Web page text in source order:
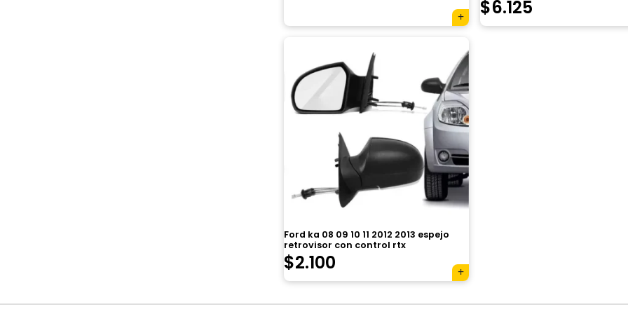
$6.125
Ford ka 08 09 10 11 2012 2013 espejo
retrovisor con control rtx
$2.100